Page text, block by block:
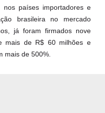
países importadores e
brasileira no mercado
já foram firmados nove
mais de R$ 60 milhões e
mais de 500%.